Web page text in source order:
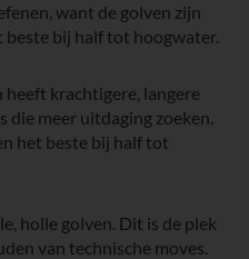
want de golven zijn
beste bij half tot hoogwater.
krachtigere, langere
die meer uitdaging zoeken.
het beste bij half tot
holle golven. Dit is de plek
van technische moves.